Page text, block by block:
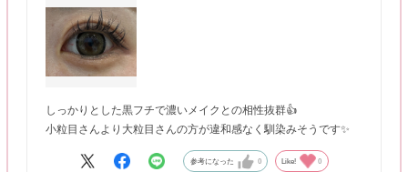
しっかりとした黒フチで濃いメイクとの相性抜群👍
小粒目さんより大粒目さんの方が違和感なく馴染みそうです✨
参考になった 0 Like! 0